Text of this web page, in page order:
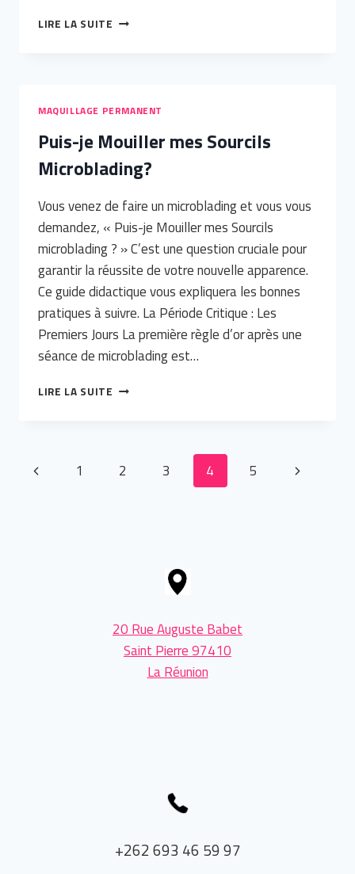
LIRE LA SUITE LA
MAQUILLAGE PERMANENT
Puis-je Mouiller mes Sourcils
Microblading?
Vous venez de faire un microblading et vous vous
demandez, « Puis-je Mouiller mes Sourcils
microblading ? » C’est une question cruciale pour
garantir la réussite de votre nouvelle apparence.
Ce guide didactique vous expliquera les bonnes
pratiques à suivre. La Période Critique : Les
Premiers Jours La première règle d’or après une
séance de microblading est…
LIRE LA SUITE PUIS-
MICROBLADING?
Navigation
Page
1 2 3 4 5
Page
20 Rue Auguste Babet
Saint Pierre 97410
La Réunion
+262 693 46 59 97